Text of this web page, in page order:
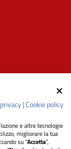
|Cookie policy
e altre tecnologie
migliorare la tua
su “Accetta”,